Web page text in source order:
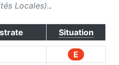
Locales)..
Situation
E